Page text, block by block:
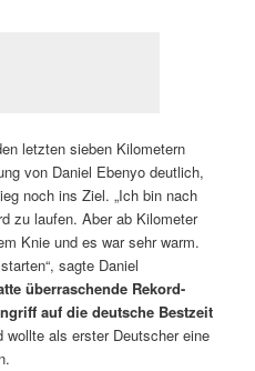
letzten sieben Kilometern
von Daniel Ebenyo deutlich,
noch ins Ziel. „Ich bin nach
zu laufen. Aber ab Kilometer
Knie und es war sehr warm.
sagte Daniel
überraschende Rekord-
auf die deutsche Bestzeit
wollte als erster Deutscher eine